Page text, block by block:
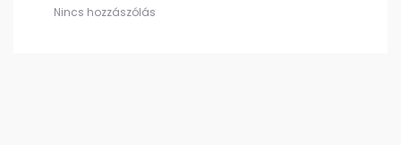
Nincs hozzászólás